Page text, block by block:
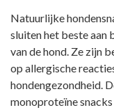
Natuurlijke
sluiten het beste aan
van de hond. Ze zijn
op allergische
hondengezondheid.
monoproteïne